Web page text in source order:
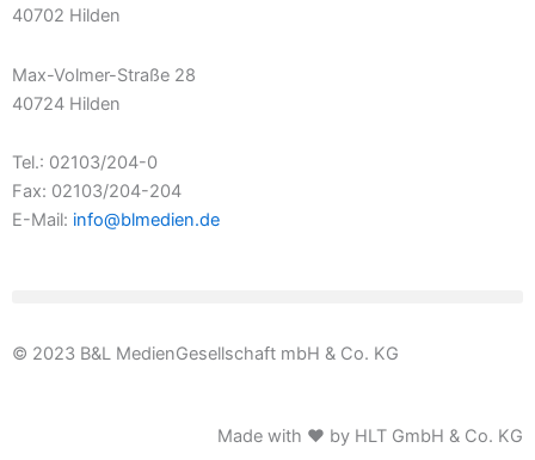
40702 Hilden
Max-Volmer-Straße 28
40724 Hilden
Tel.: 02103/204-0
Fax: 02103/204-204
E-Mail: info@blmedien.de
© 2023 B&L MedienGesellschaft mbH & Co. KG
Made with ♥ by HLT GmbH & Co. KG